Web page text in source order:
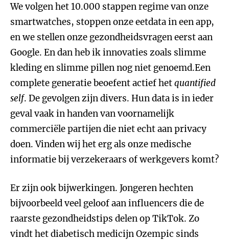
We volgen het 10.000 stappen regime van onze
smartwatches, stoppen onze eetdata in een app,
en we stellen onze gezondheidsvragen eerst aan
Google. En dan heb ik innovaties zoals slimme
kleding en slimme pillen nog niet genoemd.Een
complete generatie beoefent actief hetquantified
self. De gevolgen zijn divers. Hun data is in ieder
geval vaak in handen van voornamelijk
commerciële partijen die niet echt aan privacy
doen. Vinden wij het erg als onze medische
informatie bij verzekeraars of werkgevers komt?
Er zijn ook bijwerkingen. Jongeren hechten
bijvoorbeeld veel geloof aan influencers die de
raarste gezondheidstips delen op TikTok. Zo
vindt het diabetisch medicijn Ozempic sinds